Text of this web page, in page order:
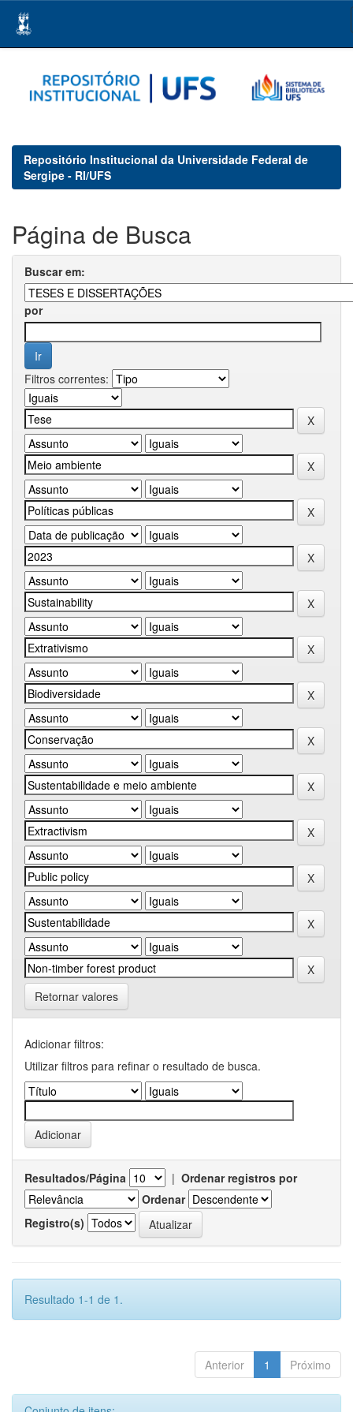
navigation
Repositório Institucional da Universidade Federal de
Sergipe - RI/UFS
Página de Busca
Buscar em:
por
Filtros correntes:
Retornar valores
Adicionar filtros:
Utilizar filtros para refinar o resultado de busca.
Resultados/Página | Ordenar registros por
Ordenar
Registro(s)
Resultado 1-1 de 1.
Anterior 1 Próximo